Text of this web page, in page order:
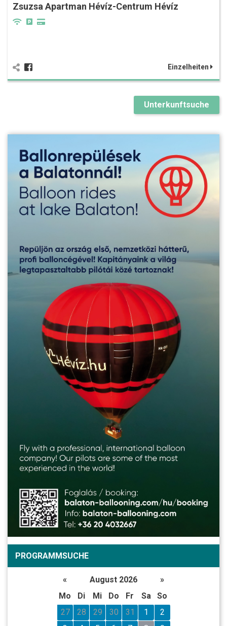
Zsuzsa Apartman Hévíz-Centrum Hévíz
Einzelheiten
Unterkunftsuche
PROGRAMMSUCHE
« August 2026
»
Mo
Di Mi Do Fr Sa
So
27
28 29 30 31 1
2